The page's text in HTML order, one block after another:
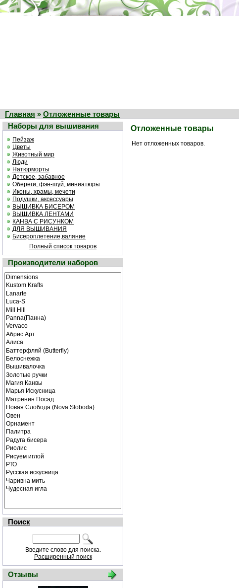
Главная » Отложенные товары
Наборы для вышивания
Пейзаж
Цветы
Животный мир
Люди
Натюрморты
Детское, забавное
Обереги, фэн-шуй, миниатюры
Иконы, храмы, мечети
Подушки, аксессуары
ВЫШИВКА БИСЕРОМ
ВЫШИВКА ЛЕНТАМИ
КАНВА С РИСУНКОМ
ДЛЯ ВЫШИВАНИЯ
Бисероплетение,валяние
Полный список товаров
Производители наборов
Поиск
Введите слово для поиска.
Расширенный поиск
Отзывы
Отложенные товары
Нет отложенных товаров.